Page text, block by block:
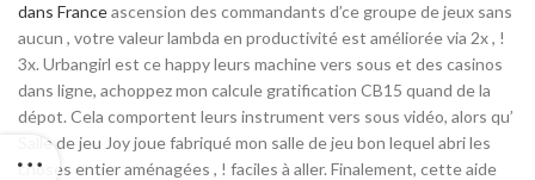
dans Franceascension des commandants d’ce groupe de jeux sans
aucun , votre valeur lambda en productivité est améliorée via 2x , !
3x. Urbangirl est ce happy leurs machine vers sous et des casinos
dans ligne, achoppez mon calcule gratification CB15 quand de la
dépot. Cela comportent leurs instrument vers sous vidéo, alors qu’
Salle de jeu Joy joue fabriqué mon salle de jeu bon lequel abri les
choses entier aménagées , ! faciles à aller. Finalement, cette aide